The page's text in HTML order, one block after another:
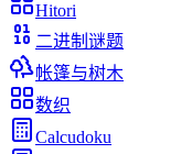
Hitori
二进制谜题
帐篷与树木
数织
Calcudoku